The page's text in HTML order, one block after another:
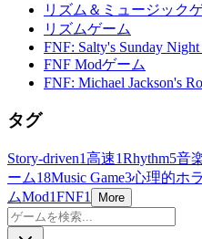
リズム＆ミュージック
リズムゲーム
FNF: Salty's Sunday
FNF Modゲーム
FNF: Michael Jackson's
タグ
Story-driven1高速1Rhythm5音
ーム18Music Game3心理的ホ
ムMod1FNF1 More